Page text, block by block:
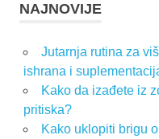
NAJNOVIJE
Jutarnja rutina za
ishrana i
Kako da izađete iz
pritiska?
Kako uklopiti brigu